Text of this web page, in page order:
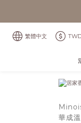
繁體中文
華成